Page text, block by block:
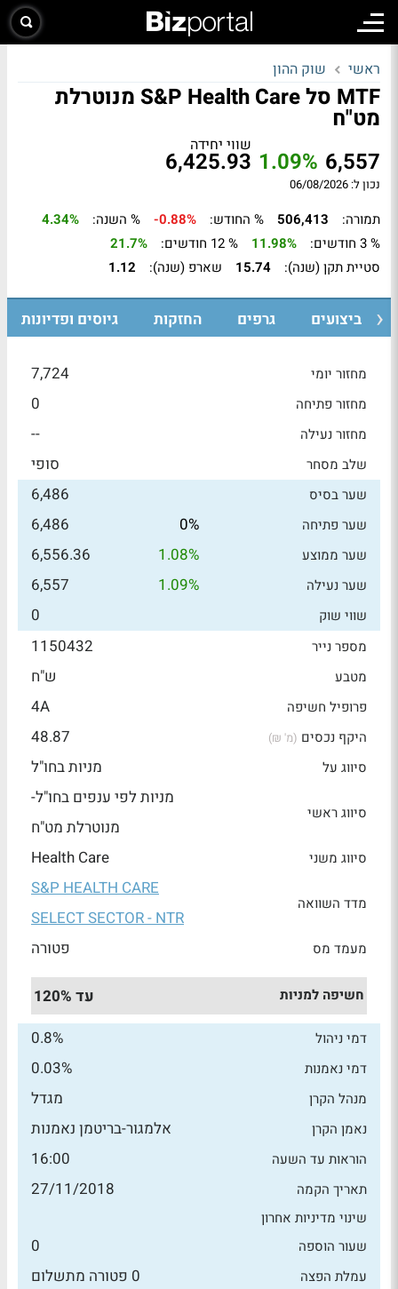
ראשי שוק ההון
MTF סל S&P Health Care מנוטרלת
מט"ח
6,557
1.09%
שווי יחידה
6,425.93
נכון ל: 06/08/2026
תמורה: 506,413 % החודש: -0.88% % השנה:
4.34%
% 3 חודשים:
11.98% % 12 חודשים:
21.7%
סטיית תקן (שנה):
15.74 שארפ (שנה): 1.12
ביצועים גרפים החזקות גיוסים ופדיונות
מחזור יומי 7,724
מחזור פתיחה 0
מחזור נעילה --
שלב מסחר סופי
שער בסיס 6,486
שער פתיחה 0%
6,486
שער ממוצע 1.08%
6,556.36
שער נעילה 1.09%
6,557
שווי שוק 0
מספר נייר 1150432
מטבע ש"ח
פרופיל חשיפה 4A
היקף נכסים (מ' ₪) 48.87
סיווג על מניות בחו"ל
סיווג ראשי
מניות לפי ענפים בחו"ל-
מנוטרלת מט"ח
סיווג משני Health Care
מדד השוואה
S&P HEALTH CARE
SELECT SECTOR - NTR
מעמד מס פטורה
חשיפה למניות עד 120%
דמי ניהול 0.8%
דמי נאמנות 0.03%
מנהל הקרן מגדל
נאמן הקרן אלמגור-בריטמן נאמנות
הוראות עד השעה 16:00
תאריך הקמה 27/11/2018
שינוי מדיניות אחרון
שעור הוספה
0
עמלת הפצה 0 פטורה מתשלום